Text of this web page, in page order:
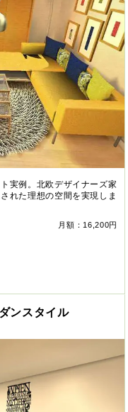
実例。北欧デザイナーズ家
れた理想の空間を実現しま
月額：16,200円
ンスタイル